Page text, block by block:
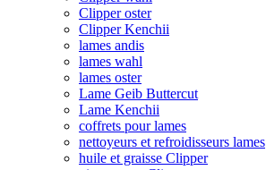
Clipper oster
Clipper Kenchii
lames andis
lames wahl
lames oster
Lame Geib Buttercut
Lame Kenchii
coffrets pour lames
nettoyeurs et refroidisseurs lames
huile et graisse Clipper